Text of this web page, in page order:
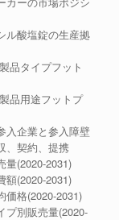
ル酸塩錠の生産拠
品タイプフット
品用途フットプ
入企業と参入障壁
、契約、提携
量(2020-2031)
額(2020-2031)
価格(2020-2031)
プ別販売量(2020-